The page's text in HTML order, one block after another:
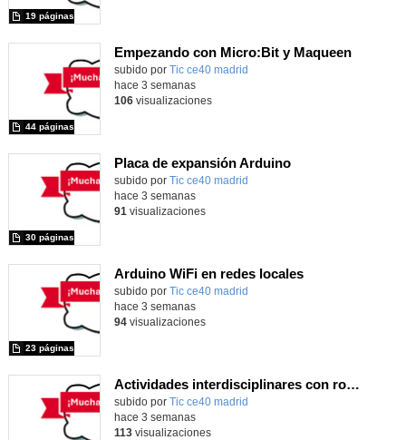
19 páginas
Empezando con Micro:Bit y Maqueen
Contenido educativo.
subido por Tic ce40 madrid
44 páginas
hace 3 semanas
106visualizaciones
Placa de expansión Arduino
Contenido educativo.
subido por Tic ce40 madrid
30 páginas
hace 3 semanas
91 visualizaciones
Arduino WiFi en redes locales
Contenido educativo.
subido por Tic ce40 madrid
23 páginas
hace 3 semanas
94visualizaciones
Actividades interdisciplinares con robótica y pensamiento computacional
Contenido educativo.
subido por Tic ce40 madrid
hace 3 semanas
113visualizaciones